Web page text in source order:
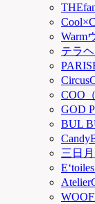
Warm
テラ
COO
GOD
BUL
三日